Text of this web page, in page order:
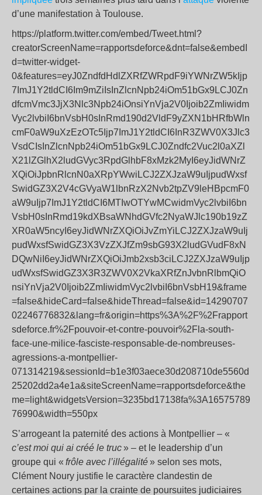
d’une manifestation à Toulouse.
https://platform.twitter.com/embed/Tweet.html?
creatorScreenName=rapportsdeforce&dnt=false&embedI
d=twitter-widget-
0&features=eyJ0ZndfdHdlZXRfZWRpdF9iYWNrZW5kIjp
7ImJ1Y2tldCI6Im9mZiIsInZlcnNpb24iOm51bGx9LCJ0Zn
dfcmVmc3JjX3Nlc3Npb24iOnsiYnVja2V0Ijoib2ZmIiwidm
Vyc2lvbiI6bnVsbH0sInRmd190d2VldF9yZXN1bHRfbWln
cmF0aW9uXzEzOTc5Ijp7ImJ1Y2tldCI6InR3ZWV0X3Jlc3
VsdCIsInZlcnNpb24iOm51bGx9LCJ0Zndfc2Vuc2l0aXZl
X21lZGlhX2ludGVyc3RpdGlhbF8xMzk2MyI6eyJidWNrZ
XQiOiJpbnRlcnN0aXRpYWwiLCJ2ZXJzaW9uIjpudWxsf
SwidGZ3X2V4cGVyaW1lbnRzX2Nvb2tpZV9leHBpcmF0
aW9uIjp7ImJ1Y2tldCI6MTIwOTYwMCwidmVyc2lvbiI6bn
VsbH0sInRmd19kdXBsaWNhdGVfc2NyaWJlc190b19zZ
XR0aW5ncyI6eyJidWNrZXQiOiJvZmYiLCJ2ZXJzaW9uIj
pudWxsfSwidGZ3X3VzZXJfZm9sbG93X2ludGVudF8xN
DQwNiI6eyJidWNrZXQiOiJmb2xsb3ciLCJ2ZXJzaW9uIjp
udWxsfSwidGZ3X3R3ZWV0X2VkaXRfZnJvbnRlbmQiO
nsiYnVja2V0Ijoib2ZmIiwidmVyc2lvbiI6bnVsbH19&frame
=false&hideCard=false&hideThread=false&id=14290707
02246776832&lang=fr&origin=https%3A%2F%2Frapport
sdeforce.fr%2Fpouvoir-et-contre-pouvoir%2Fla-south-
face-une-milice-fasciste-responsable-de-nombreuses-
agressions-a-montpellier-
071314219&sessionId=b1e3f03aece30d208710de5560d
25202dd2a4e1a&siteScreenName=rapportsdeforce&the
me=light&widgetsVersion=3235bd17138fa%3A16575789
76990&width=550px
S’arrogeant la paternité des actions à Montpellier – «
c’est moi qui ai créé le truc» – et le leadership d’un
groupe qui « frôle avec l’illégalité» selon ses mots,
Clément Noury justifie le caractère clandestin de
certaines actions par la crainte de poursuites judiciaires